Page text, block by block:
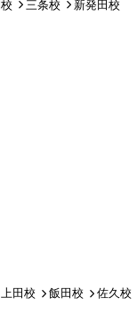
三条校 新発田校
上田校 飯田校 佐久校